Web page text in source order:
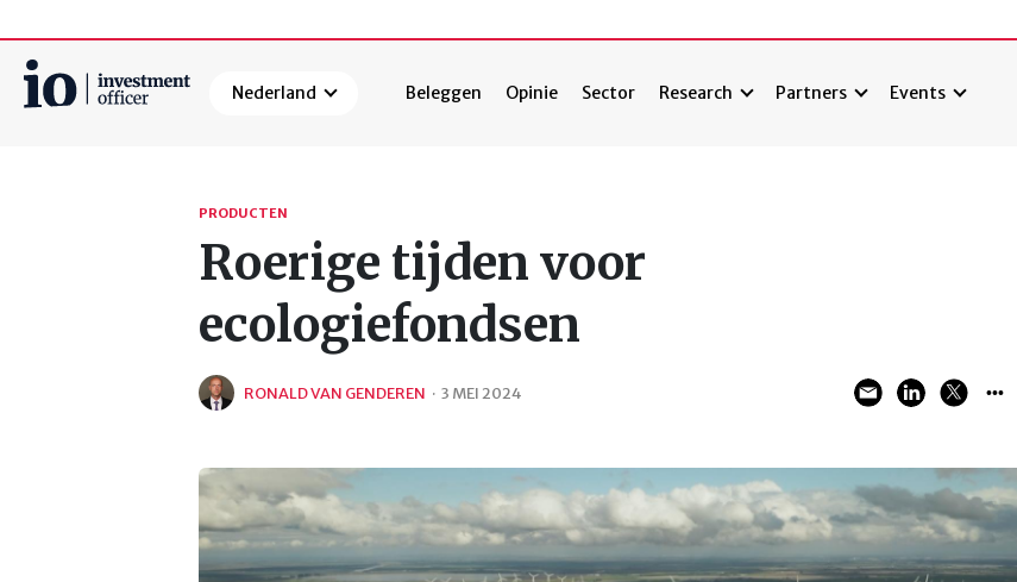
Nederland Beleggen Opinie Sector Research Partners Events
PRODUCTEN
Roerige tijden voor
ecologiefondsen
RONALD VAN GENDEREN · 3 MEI 2024